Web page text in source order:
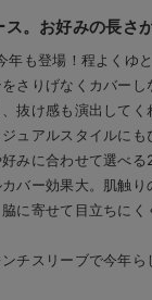
。お好みの長さ
年も登場！程よくゆ
さりげなくカバー
抜け感も演出して
ュアルスタイルにも
みに合わせて選べる2
バー効果大。肌触
に寄せて目立ちに
チスリーブで今年